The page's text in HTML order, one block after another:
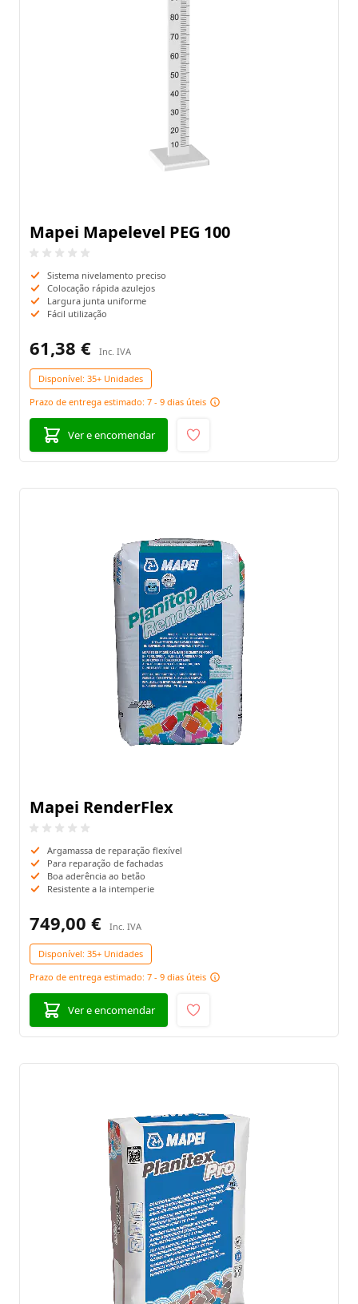
Mapei Mapelevel PEG 100
Sistema nivelamento preciso
Colocação rápida azulejos
Largura junta uniforme
Fácil utilização
61,38 €
Disponível: 35+ Unidades
Prazo de entrega estimado: 7 - 9 dias úteis
Ver e encomendar
Mapei RenderFlex
Argamassa de reparação flexível
Para reparação de fachadas
Boa aderência ao betão
Resistente a la intemperie
749,00 €
Disponível: 35+ Unidades
Prazo de entrega estimado: 7 - 9 dias úteis
Ver e encomendar